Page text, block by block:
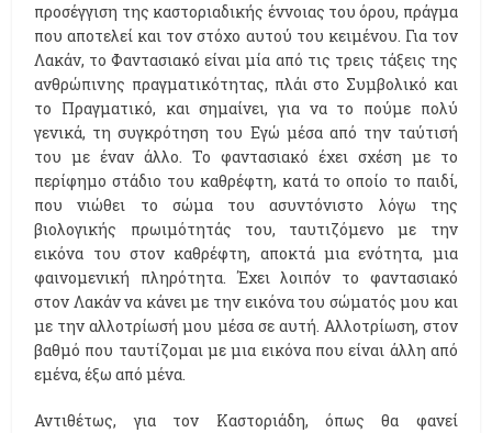
προσέγγιση της καστοριαδικής έννοιας του όρου, πράγμα
που αποτελεί και τον στόχο αυτού του κειμένου. Για τον
Λακάν, το Φαντασιακό είναι μία από τις τρεις τάξεις της
ανθρώπινης πραγματικότητας, πλάι στο Συμβολικό και
το Πραγματικό, και σημαίνει, για να το πούμε πολύ
γενικά, τη συγκρότηση του Εγώ μέσα από την ταύτισή
του με έναν άλλο. Το φαντασιακό έχει σχέση με το
περίφημο στάδιο του καθρέφτη, κατά το οποίο το παιδί,
που νιώθει το σώμα του ασυντόνιστο λόγω της
βιολογικής πρωιμότητάς του, ταυτιζόμενο με την
εικόνα του στον καθρέφτη, αποκτά μια ενότητα, μια
φαινομενική πληρότητα. Έχει λοιπόν το φαντασιακό
στον Λακάν να κάνει με την εικόνα του σώματός μου και
με την αλλοτρίωσή μου μέσα σε αυτή. Αλλοτρίωση, στον
βαθμό που ταυτίζομαι με μια εικόνα που είναι άλλη από
εμένα, έξω από μένα.
Αντιθέτως, για τον Καστοριάδη, όπως θα φανεί